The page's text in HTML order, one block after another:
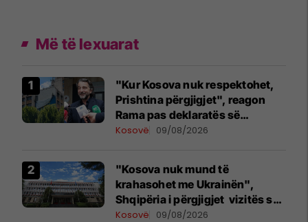
Më të lexuarat
"Kur Kosova nuk respektohet,
Prishtina përgjigjet", reagon
Rama pas deklaratës së
Zelenskyt në Beograd
Kosovë 09/08/2026
"Kosova nuk mund të
krahasohet me Ukrainën",
Shqipëria i përgjigjet vizitës së
Zelenskyt në Serbi
Kosovë 09/08/2026